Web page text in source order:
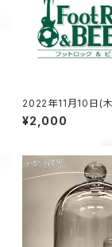
2022年11月10日(
¥2,000